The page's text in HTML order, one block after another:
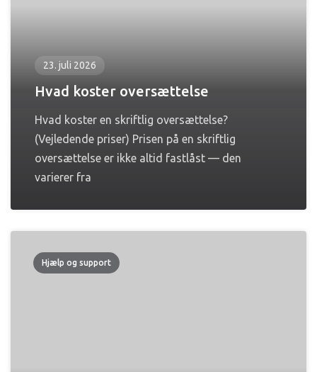
23. juli 2026
Hvad koster oversættelse
Hvad koster en skriftlig oversættelse?
(Vejledende priser) Prisen på en skriftlig
oversættelse er ikke altid fastlåst — den
varierer fra
Hjælp og support